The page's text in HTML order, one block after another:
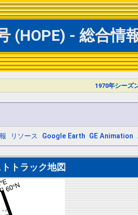
- 総合情
1970年シーズ
リソース Google Earth GE Animation
トラック地図